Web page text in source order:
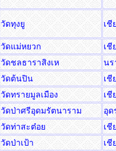
วัดทุงยู เชี
วัดแม่หยวก
เชี
วัดชลธาราสิงเห
นร
วัดต้นปิน
เชี
วัดทรายมูลเมือง
เชี
วัดป่าศรีอุดมรัตนาราม
อุ
วัดท่าสะต๋อย
เชี
วัดป่าเป้า
เชี